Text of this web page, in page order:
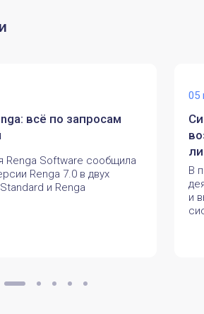
всё по запросам
Renga Software сообщила
Renga 7.0 в двух
и Renga
05
В
и